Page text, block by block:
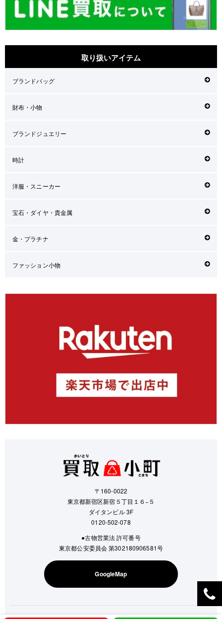
取り扱いアイテム
ブランドバッグ
財布・小物
ブランドジュエリー
時計
洋服・スニーカー
宝石・ダイヤ・貴金属
金・プラチナ
ファッション小物
〒160-0022
東京都新宿区新宿５丁目１６−５
ダイタンビル 3F
0120-502-078
●古物営業法 許可番号
東京都公安委員会 第302180906581号
GoogleMap